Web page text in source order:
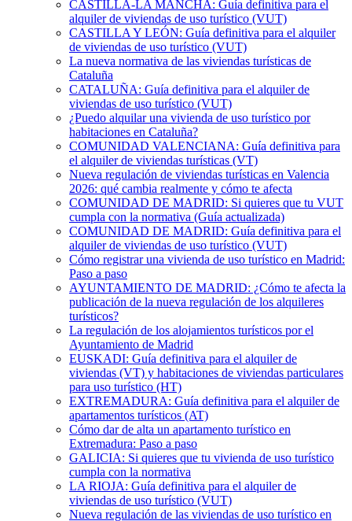
CASTILLA-LA MANCHA: Guía definitiva para el
alquiler de viviendas de uso turístico (VUT)
CASTILLA Y LEÓN: Guía definitiva para el alquiler
de viviendas de uso turístico (VUT)
La nueva normativa de las viviendas turísticas de
Cataluña
CATALUÑA: Guía definitiva para el alquiler de
viviendas de uso turístico (VUT)
¿Puedo alquilar una vivienda de uso turístico por
habitaciones en Cataluña?
COMUNIDAD VALENCIANA: Guía definitiva para
el alquiler de viviendas turísticas (VT)
Nueva regulación de viviendas turísticas en Valencia
2026: qué cambia realmente y cómo te afecta
COMUNIDAD DE MADRID: Si quieres que tu VUT
cumpla con la normativa (Guía actualizada)
COMUNIDAD DE MADRID: Guía definitiva para el
alquiler de viviendas de uso turístico (VUT)
Cómo registrar una vivienda de uso turístico en Madrid:
Paso a paso
AYUNTAMIENTO DE MADRID: ¿Cómo te afecta la
publicación de la nueva regulación de los alquileres
turísticos?
La regulación de los alojamientos turísticos por el
Ayuntamiento de Madrid
EUSKADI: Guía definitiva para el alquiler de
viviendas (VT) y habitaciones de viviendas particulares
para uso turístico (HT)
EXTREMADURA: Guía definitiva para el alquiler de
apartamentos turísticos (AT)
Cómo dar de alta un apartamento turístico en
Extremadura: Paso a paso
GALICIA: Si quieres que tu vivienda de uso turístico
cumpla con la normativa
LA RIOJA: Guía definitiva para el alquiler de
viviendas de uso turístico (VUT)
Nueva regulación de las viviendas de uso turístico en